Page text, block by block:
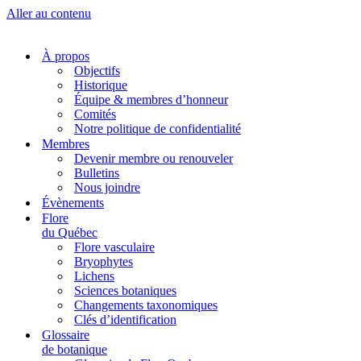
Aller au contenu
À propos
Objectifs
Historique
Équipe & membres d’honneur
Comités
Notre politique de confidentialité
Membres
Devenir membre ou renouveler
Bulletins
Nous joindre
Évènements
Flore
du Québec
Flore vasculaire
Bryophytes
Lichens
Sciences botaniques
Changements taxonomiques
Clés d’identification
Glossaire
de botanique